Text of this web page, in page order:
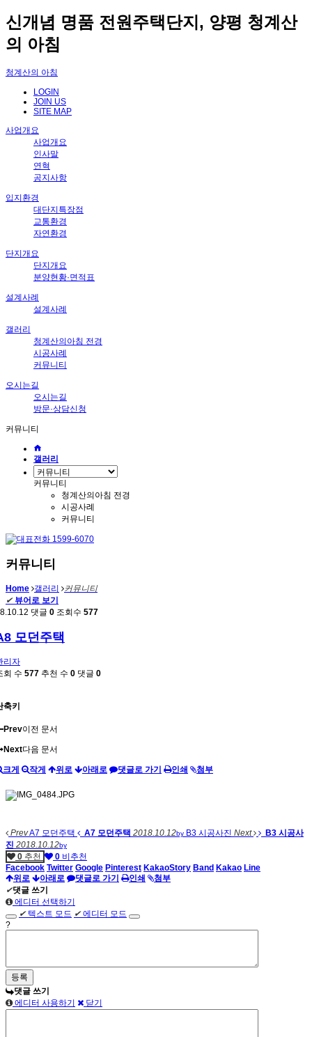
신개념 명품 전원주택단지, 양평 청계산
의 아침
청계산의 아침
LOGIN
JOIN US
SITE MAP
사업개요
사업개요
인사말
연혁
공지사항
입지환경
대단지특장점
교통환경
자연환경
단지개요
단지개요
분양현황·면적표
설계사례
설계사례
갤러리
청계산의아침 전경
시공사례
커뮤니티
오시는길
오시는길
방문·상담신청
커뮤니티
갤러리
커뮤니티
청계산의아침 전경
시공사례
커뮤니티
커뮤니티
Home 갤러리
커뮤니티
✔ 뷰어로 보기
댓글 0 조회수 577
모던주택
리자
회 수 577 추천 수 0 댓글 0
축키
Prev이전 문서
Next다음 문서
크게 작게 위로 아래로 댓글로 가기 인쇄 첨부
PrevA7 모던주택 A7 모던주택 2018.10.12by B3 시공사진 Next
B3 시공사
진 2018.10.12by
0 추천 0 비추천
Facebook Twitter Google Pinterest KakaoStory Band Kakao Line
위로
아래로 댓글로 가기 인쇄
첨부
✔댓글 쓰기
에디터 선택하기
✔ 텍스트 모드 ✔에디터 모드
?
댓글 쓰기
에디터 사용하기
닫기